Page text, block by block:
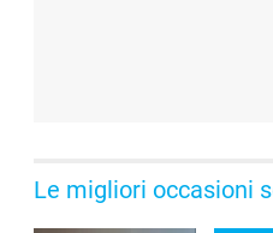
Le migliori occasioni